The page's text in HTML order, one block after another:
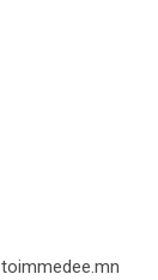
toimmedee.mn